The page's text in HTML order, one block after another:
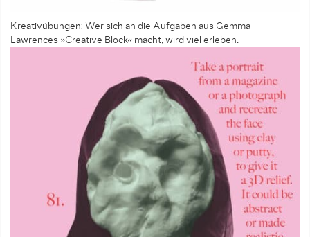
Kreativübungen: Wer sich an die Aufgaben aus Gemma
Lawrences »Creative Block« macht, wird viel erleben.